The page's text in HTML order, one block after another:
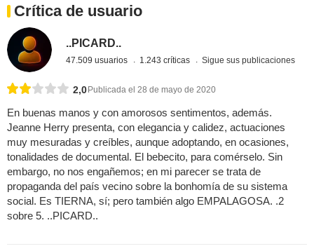
Crítica de usuario
..PICARD..
47.509 usuarios 1.243 críticas Sigue sus publicaciones
2,0 Publicada el 28 de mayo de 2020
En buenas manos y con amorosos sentimentos, además.
Jeanne Herry presenta, con elegancia y calidez, actuaciones
muy mesuradas y creíbles, aunque adoptando, en ocasiones,
tonalidades de documental. El bebecito, para comérselo. Sin
embargo, no nos engañemos; en mi parecer se trata de
propaganda del país vecino sobre la bonhomía de su sistema
social. Es TIERNA, sí; pero también algo EMPALAGOSA. .2
sobre 5. ..PICARD..